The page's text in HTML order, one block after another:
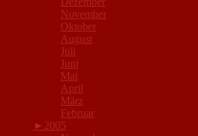
November
Oktober
August
Juli
Juni
Mai
April
März
Februar
► 2005